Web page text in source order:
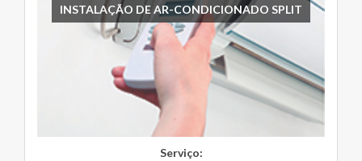
INSTALAÇÃO DE AR-CONDICIONADO SPLIT
Serviço: